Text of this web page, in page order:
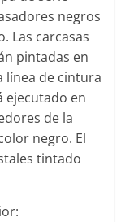
negros
Las carcasas
pintadas en
línea de cintura
ejecutado en
de la
negro. El
tintado